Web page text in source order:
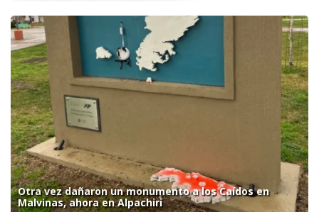
Otra vez dañaron un monumento a los Caídos en
Malvinas, ahora en Alpachiri